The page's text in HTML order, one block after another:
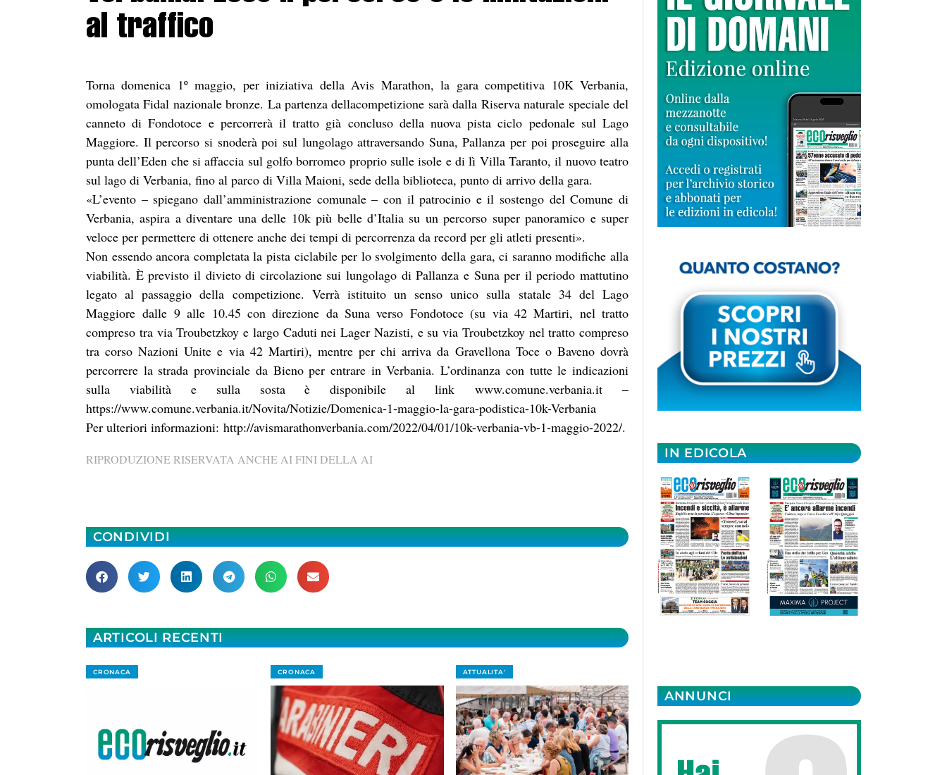
al traffico
Torna domenica 1º maggio, per iniziativa della Avis Marathon, la gara competitiva 10K Verbania,
omologata Fidal nazionale bronze. La partenza dellacompetizione sarà dalla Riserva naturale speciale del
canneto di Fondotoce e percorrerà il tratto già concluso della nuova pista ciclo pedonale sul Lago
Maggiore. Il percorso si snoderà poi sul lungolago attraversando Suna, Pallanza per poi proseguire alla
punta dell’Eden che si affaccia sul golfo borromeo proprio sulle isole e di lì Villa Taranto, il nuovo teatro
sul lago di Verbania, fino al parco di Villa Maioni, sede della biblioteca, punto di arrivo della gara.
«L’evento – spiegano dall’amministrazione comunale – con il patrocinio e il sostengo del Comune di
Verbania, aspira a diventare una delle 10k più belle d’Italia su un percorso super panoramico e super
veloce per permettere di ottenere anche dei tempi di percorrenza da record per gli atleti presenti».
Non essendo ancora completata la pista ciclabile per lo svolgimento della gara, ci saranno modifiche alla
viabilità. È previsto il divieto di circolazione sui lungolago di Pallanza e Suna per il periodo mattutino
legato al passaggio della competizione. Verrà istituito un senso unico sulla statale 34 del Lago
Maggiore dalle 9 alle 10.45 con direzione da Suna verso Fondotoce (su via 42 Martiri, nel tratto
compreso tra via Troubetzkoy e largo Caduti nei Lager Nazisti, e su via Troubetzkoy nel tratto compreso
tra corso Nazioni Unite e via 42 Martiri), mentre per chi arriva da Gravellona Toce o Baveno dovrà
percorrere la strada provinciale da Bieno per entrare in Verbania. L’ordinanza con tutte le indicazioni
sulla viabilità e sulla sosta è disponibile al linkwww.comune.verbania.it –
https://www.comune.verbania.it/Novita/Notizie/Domenica-1-maggio-la-gara-podistica-10k-Verbania
Per ulteriori informazioni: http://avismarathonverbania.com/2022/04/01/10k-verbania-vb-1-maggio-2022/.
RIPRODUZIONE RISERVATA ANCHE AI FINI DELLA AI
CONDIVIDI
ARTICOLI RECENTI
CRONACA CRONACA ATTUALITA'
IN EDICOLA
ANNUNCI